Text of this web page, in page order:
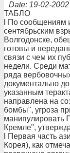
Date: 19-02-2002
ТАБЛО
l По сообщениям
сентябрьским
Волгодонске,
готовы и
связи с чем их
недели. Среди
ряда
документально
указанным
направлена на
бомбы", угроза
манипулировать
Кремле",
l Первая часть
Корея), как